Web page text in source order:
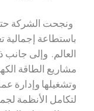
ونجحت الشركة
العالم. وإلى
مشاريع الطاقة
وتشغيلها وإدارة
لتكامل الأنظمة